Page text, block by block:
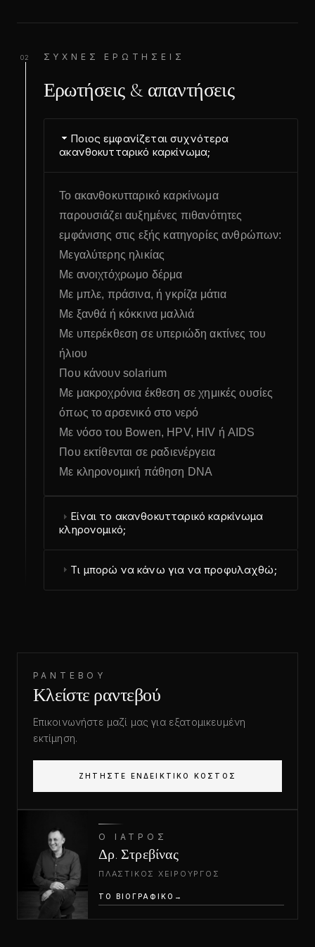
02 ΣΥΧΝΈΣ ΕΡΩΤΉΣΕΙΣ
Ερωτήσεις & απαντήσεις
Ποιος εμφανίζεται συχνότερα
ακανθοκυτταρικό καρκίνωμα;
Το ακανθοκυτταρικό καρκίνωμα
παρουσιάζει αυξημένες πιθανότητες
εμφάνισης στις εξής κατηγορίες ανθρώπων:
Μεγαλύτερης ηλικίας
Με ανοιχτόχρωμο δέρμα
Με μπλε, πράσινα, ή γκρίζα μάτια
Με ξανθά ή κόκκινα μαλλιά
Με υπερέκθεση σε υπεριώδη ακτίνες του
ήλιου
Που κάνουν solarium
Με μακροχρόνια έκθεση σε χημικές ουσίες
όπως το αρσενικό στο νερό
Με νόσο του Bowen, HPV, HIV ή AIDS
Που εκτίθενται σε ραδιενέργεια
Με κληρονομική πάθηση DNA
Είναι το ακανθοκυτταρικό καρκίνωμα
κληρονομικό;
Τι μπορώ να κάνω για να προφυλαχθώ;
ΡΑΝΤΕΒΟΎ
Κλείστε ραντεβού
Επικοινωνήστε μαζί μας για εξατομικευμένη
εκτίμηση.
ΖΗΤΉΣΤΕ ΕΝΔΕΙΚΤΙΚΌ ΚΌΣΤΟΣ
Ο ΙΑΤΡΌΣ
Δρ. Στρεβίνας
ΠΛΑΣΤΙΚΌΣ ΧΕΙΡΟΥΡΓΌΣ
ΤΟ ΒΙΟΓΡΑΦΙΚΌ →